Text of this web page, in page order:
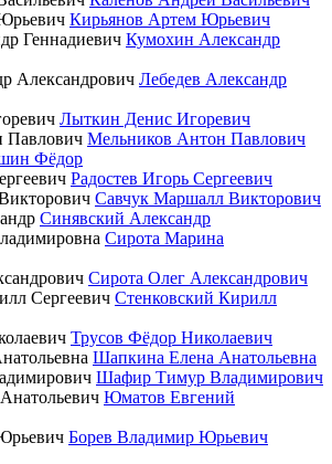
Кирьянов Артем Юрьевич
Кумохин Александр
Лебедев Александр
Лыткин Денис Игоревич
Мельников Антон Павлович
Фёдор
Радостев Игорь Сергеевич
Савчук Маршалл Викторович
Синявский Александр
Сирота Марина
Сирота Олег Александрович
Стенковский Кирилл
Трусов Фёдор Николаевич
Шапкина Елена Анатольевна
Шафир Тимур Владимирович
Юматов Евгений
Борев Владимир Юрьевич